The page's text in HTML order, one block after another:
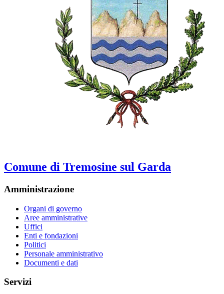
Comune di Tremosine sul Garda
Amministrazione
Organi di governo
Aree amministrative
Uffici
Enti e fondazioni
Politici
Personale amministrativo
Documenti e dati
Servizi